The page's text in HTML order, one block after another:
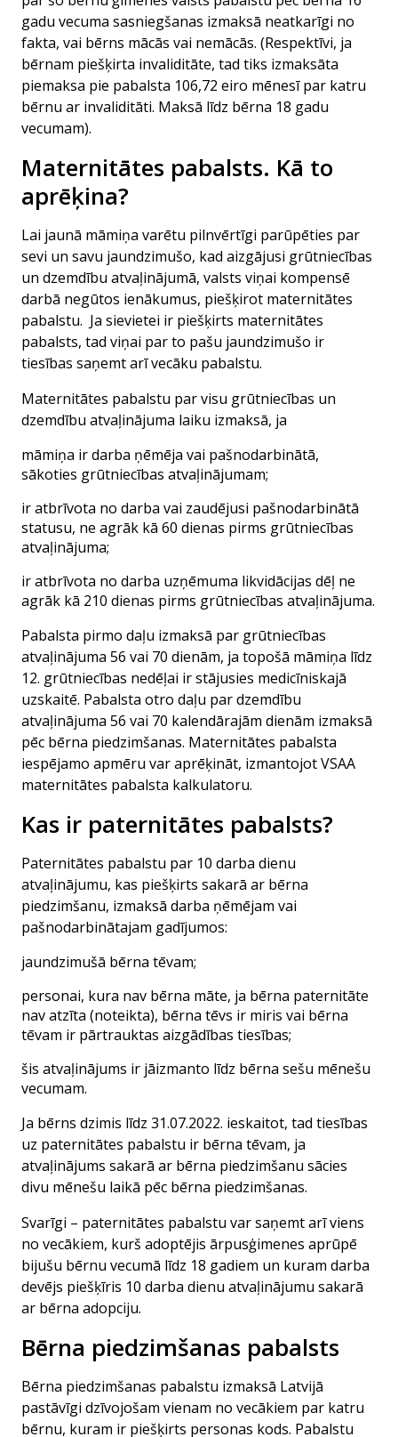
gadu vecuma sasniegšanas izmaksā neatkarīgi no
fakta, vai bērns mācās vai nemācās. (Respektīvi, ja
bērnam piešķirta invaliditāte, tad tiks izmaksāta
piemaksa pie pabalsta 106,72 eiro mēnesī par katru
bērnu ar invaliditāti. Maksā līdz bērna 18 gadu
vecumam).
Maternitātes pabalsts. Kā to
aprēķina?
Lai jaunā māmiņa varētu pilnvērtīgi parūpēties par
sevi un savu jaundzimušo, kad aizgājusi grūtniecības
un dzemdību atvaļinājumā, valsts viņai kompensē
darbā negūtos ienākumus, piešķirot maternitātes
pabalstu. Ja sievietei ir piešķirts maternitātes
pabalsts, tad viņai par to pašu jaundzimušo ir
tiesības saņemt arī vecāku pabalstu.
Maternitātes pabalstu par visu grūtniecības un
dzemdību atvaļinājuma laiku izmaksā, ja
māmiņa ir darba ņēmēja vai pašnodarbinātā,
sākoties grūtniecības atvaļinājumam;
ir atbrīvota no darba vai zaudējusi pašnodarbinātā
statusu, ne agrāk kā 60 dienas pirms grūtniecības
atvaļinājuma;
ir atbrīvota no darba uzņēmuma likvidācijas dēļ ne
agrāk kā 210 dienas pirms grūtniecības atvaļinājuma.
Pabalsta pirmo daļu izmaksā par grūtniecības
atvaļinājuma 56 vai 70 dienām, ja topošā māmiņa līdz
12. grūtniecības nedēļai ir stājusies medicīniskajā
uzskaitē. Pabalsta otro daļu par dzemdību
atvaļinājuma 56 vai 70 kalendārajām dienām izmaksā
pēc bērna piedzimšanas. Maternitātes pabalsta
iespējamo apmēru var aprēķināt, izmantojot VSAA
maternitātes pabalsta kalkulatoru.
Kas ir paternitātes pabalsts?
Paternitātes pabalstu par 10 darba dienu
atvaļinājumu, kas piešķirts sakarā ar bērna
piedzimšanu, izmaksā darba ņēmējam vai
pašnodarbinātajam gadījumos:
jaundzimušā bērna tēvam;
personai, kura nav bērna māte, ja bērna paternitāte
nav atzīta (noteikta), bērna tēvs ir miris vai bērna
tēvam ir pārtrauktas aizgādības tiesības;
šis atvaļinājums ir jāizmanto līdz bērna sešu mēnešu
vecumam.
Ja bērns dzimis līdz 31.07.2022. ieskaitot, tad tiesības
uz paternitātes pabalstu ir bērna tēvam, ja
atvaļinājums sakarā ar bērna piedzimšanu sācies
divu mēnešu laikā pēc bērna piedzimšanas.
Svarīgi – paternitātes pabalstu var saņemt arī viens
no vecākiem, kurš adoptējis ārpusģimenes aprūpē
bijušu bērnu vecumā līdz 18 gadiem un kuram darba
devējs piešķīris 10 darba dienu atvaļinājumu sakarā
ar bērna adopciju.
Bērna piedzimšanas pabalsts
Bērna piedzimšanas pabalstu izmaksā Latvijā
pastāvīgi dzīvojošam vienam no vecākiem par katru
bērnu, kuram ir piešķirts personas kods. Pabalstu